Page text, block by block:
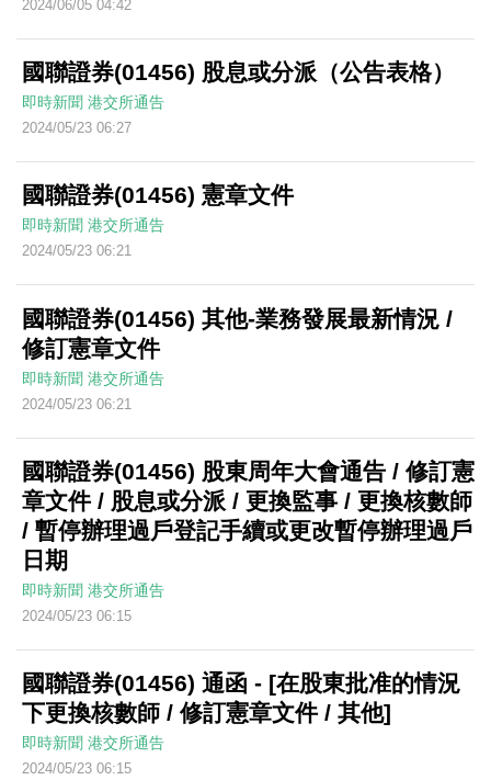
2024/06/05 04:42
國聯證券(01456) 股息或分派（公告表格）
即時新聞 港交所通告
2024/05/23 06:27
國聯證券(01456) 憲章文件
即時新聞 港交所通告
2024/05/23 06:21
國聯證券(01456) 其他-業務發展最新情況 /
修訂憲章文件
即時新聞 港交所通告
2024/05/23 06:21
國聯證券(01456) 股東周年大會通告 / 修訂憲
章文件 / 股息或分派 / 更換監事 / 更換核數師
/ 暫停辦理過戶登記手續或更改暫停辦理過戶
日期
即時新聞 港交所通告
2024/05/23 06:15
國聯證券(01456) 通函 - [在股東批准的情況
下更換核數師 / 修訂憲章文件 / 其他]
即時新聞 港交所通告
2024/05/23 06:15